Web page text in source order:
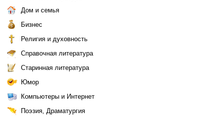
Дом и семья
Бизнес
Религия и духовность
Справочная литература
Старинная литература
Юмор
Компьютеры и Интернет
Поэзия, Драматургия